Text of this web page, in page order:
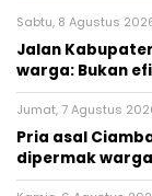
Sabtu, 8 Agustus
Jalan
warga: Bukan
Jumat, 7 Agustus
Pria asal
dipermak warga